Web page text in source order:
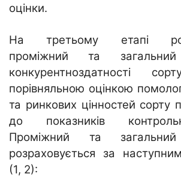
оцінки.
На третьому етапі
проміжний та загальний
конкурентноздатності
порівняльною оцінкою
та ринкових цінностей сорту
до показників
Проміжний та загальний
розраховується за
(1, 2):